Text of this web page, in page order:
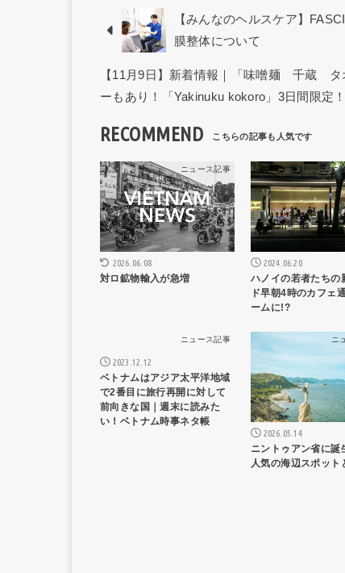
【みんなのヘルスケア】
膜整体について
【11月9日】新着情報｜「味噌麺 千蔵 タ
ーもあり！「Yakinuku kokoro」3日間限定
RECOMMEND
ニュース記事
2026.06.08
対ロ鉱物輸入が急増
ニ
2024.06.20
ハノイの若者たちの
ド早朝4時のカフェ
ームに!?
ニュース記事
2023.12.12
ベトナムはアジア太平洋地域
で2番目に旅行再開に対して
前向きな国｜週末に読みた
い！ベトナム時事ネタ帳
ニ
2026.05.14
ニントゥアン省に誕
人気の海辺スポット